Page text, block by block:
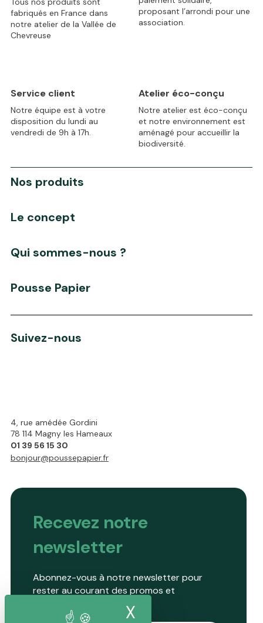
X
fabriqués en France dans
notre atelier de la Vallée de
Chevreuse
proposant l’arrondi pour une
association.
Service client
Notre équipe est à votre
disposition du lundi au
vendredi de 9h à 17h.
Atelier éco-conçu
Notre atelier est éco-conçu
et notre environnement est
aménagé pour accueillir la
biodiversité.
4, rue amédée Gordini
78 114 Magny les Hameaux
01 39 56 15 30
bonjour@poussepapier.fr
Recevez notre
newsletter
Abonnez-vous à notre newsletter pour
rester au courant des promos et
Nos produits
Le concept
Qui sommes-nous ?
Pousse Papier
Suivez-nous